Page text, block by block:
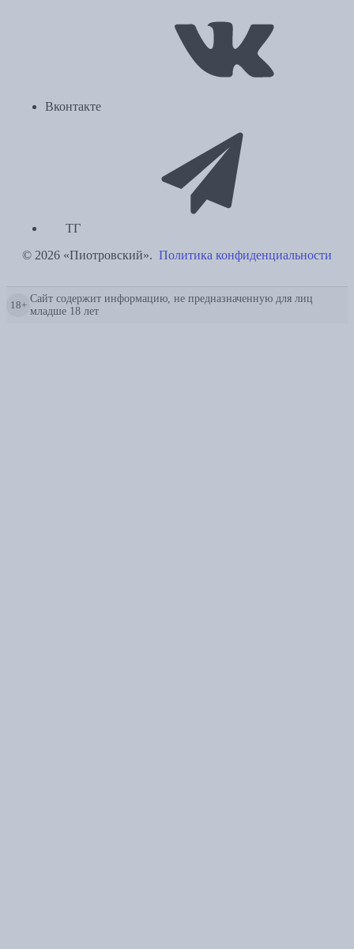
Вконтакте
ТГ
© 2026 «Пиотровский». Политика конфиденциальности
18+
Сайт содержит информацию, не предназначенную для лиц
младше 18 лет